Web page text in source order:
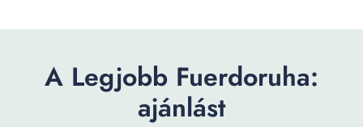
A Legjobb Fuerdoruha:
ajánlást